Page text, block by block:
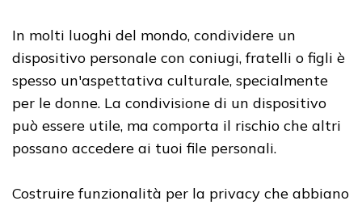
In molti luoghi del mondo, condividere un
dispositivo personale con coniugi, fratelli o figli è
spesso un'aspettativa culturale, specialmente
per le donne. La condivisione di un dispositivo
può essere utile, ma comporta il rischio che altri
possano accedere ai tuoi file personali.
Costruire funzionalità per la privacy che abbiano